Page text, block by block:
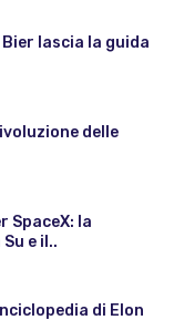
lascia la guida
delle
SpaceX: la
e il..
di Elon